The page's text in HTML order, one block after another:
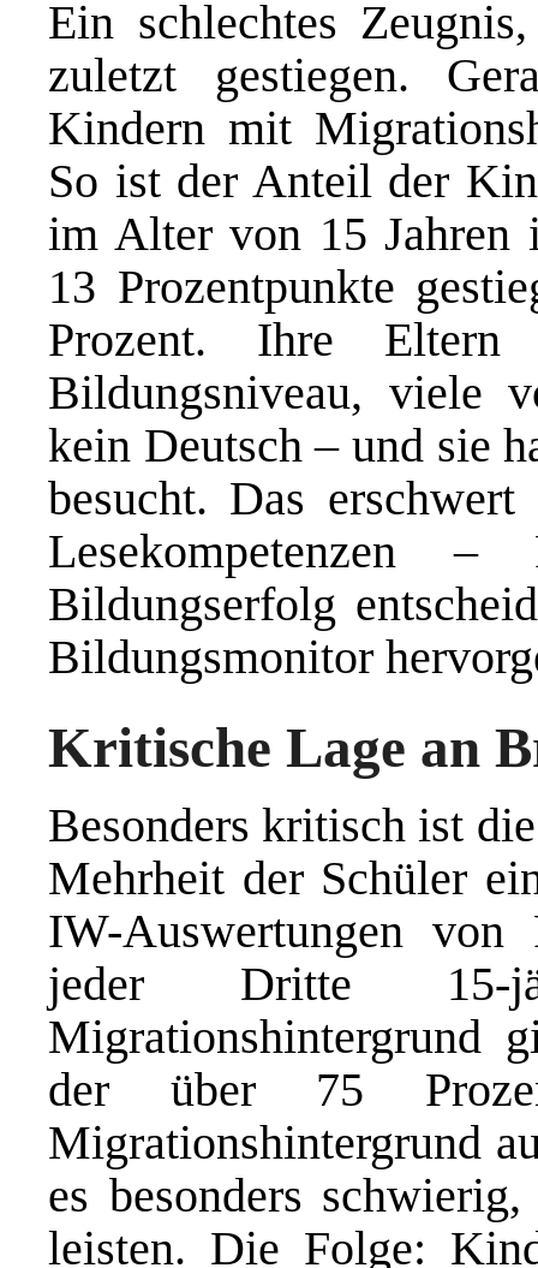
Ein schlechtes
zuletzt gestiegen.
Kindern mit
So ist der Anteil der
im Alter von 15 Jahren
13 Prozentpunkte
Prozent. Ihre
Bildungsniveau, viele
kein Deutsch – und sie
besucht. Das
Lesekompetenzen
Bildungserfolg
Bildungsmonitor
Kritische Lage an
Besonders kritisch ist
Mehrheit der Schüler
IW-Auswertungen
jeder Dritte 15-
Migrationshintergrund
der über 75
Migrationshintergrund
es besonders
leisten. Die Folge: